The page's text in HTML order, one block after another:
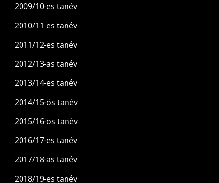
2009/10-es tanév
2010/11-es tanév
2011/12-es tanév
2012/13-as tanév
2013/14-es tanév
2014/15-ös tanév
2015/16-os tanév
2016/17-es tanév
2017/18-as tanév
2018/19-es tanév